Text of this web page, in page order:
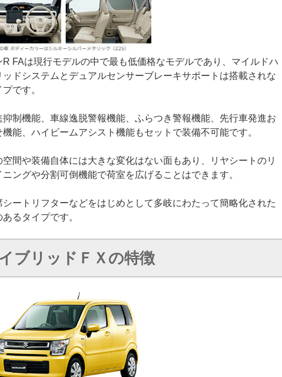
R FAは現行モデルの中で最も低価格なモデルであり、マイルドハ
ッドシステムとデュアルセンサーブレーキサポートは搭載されな
です。
抑制機能、車線逸脱警報機能、ふらつき警報機能、先行車発進お
機能、ハイビームアシスト機能もセットで装備不可能です。
空間や装備自体には大きな変化はない面もあり、リヤシートのリ
ニングや分割可倒機能で荷室を広げることはできます。
シートリフターなどをはじめとして多岐にわたって簡略化された
るタイプです。
ブリッドＦＸの特徴